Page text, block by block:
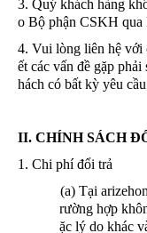
3. Quý khách hàng
o Bộ phận CSKH qua
4. Vui lòng liên hệ với
ết các vấn đề gặp
hách có bất kỳ yêu
II. CHÍNH SÁCH
1. Chi phí đổi trả
(a) Tại
rường hợp
ặc lý do khác